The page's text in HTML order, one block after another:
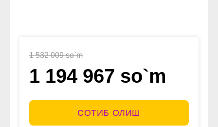
1 532 009 so`m
1 194 967 so`m
СОТИБ ОЛИШ